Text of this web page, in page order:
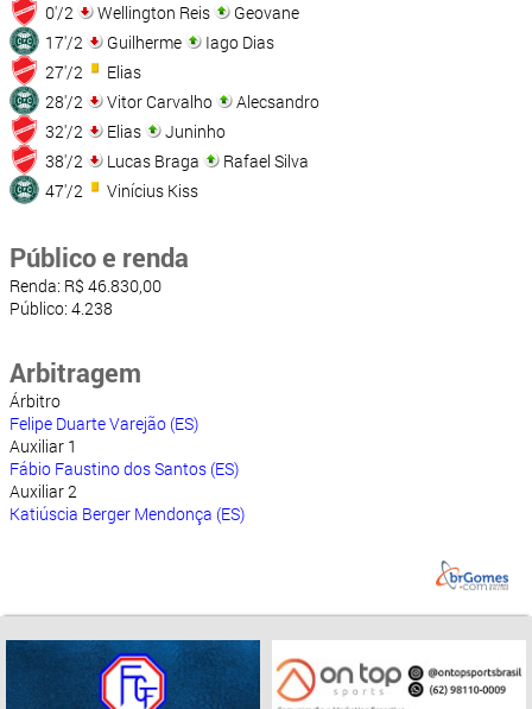
0'/2
Wellington Reis
Geovane
17'/2
Guilherme
Iago Dias
27'/2
Elias
28'/2
Vitor Carvalho
Alecsandro
32'/2
Elias
Juninho
38'/2
Lucas Braga
Rafael Silva
47'/2
Vinícius Kiss
Público e renda
Renda: R$ 46.830,00
Público: 4.238
Arbitragem
Árbitro
Felipe Duarte Varejão (ES)
Auxiliar 1
Fábio Faustino dos Santos (ES)
Auxiliar 2
Katiúscia Berger Mendonça (ES)